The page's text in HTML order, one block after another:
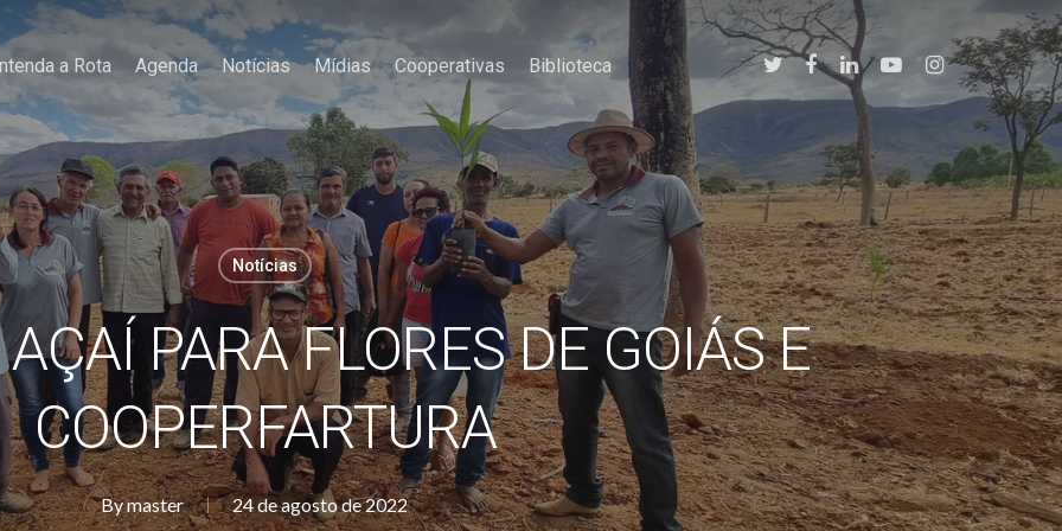
a Rota Agenda Notícias Mídias Cooperativas Biblioteca twitterfacebook
linkedinyoutubeinstagram
Notícias
PARA FLORES DE GOIÁS E
COOPERFARTURA
Bymaster 24 de agosto de 2022